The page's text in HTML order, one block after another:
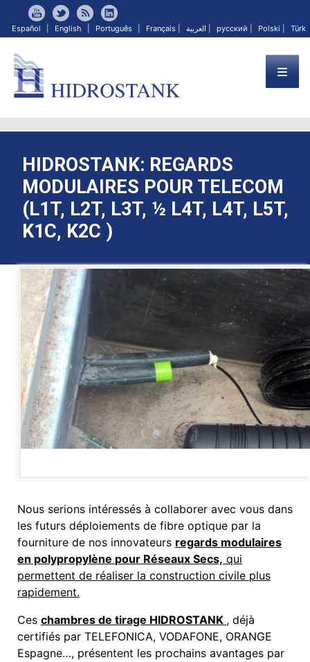
Español English Português Français العربية русский Polski Türk
HIDROSTANK: REGARDS
MODULAIRES POUR TELECOM
(L1T, L2T, L3T, ½ L4T, L4T, L5T,
K1C, K2C )
Nous serions intéressés à collaborer avec vous dans
les futurs déploiements de fibre optique par la
fourniture de nos innovateurs regards modulaires
en polypropylène pour Réseaux Secs, qui
permettent de réaliser la construction civile plus
rapidement.
Ces chambres de tirage HIDROSTANK , déjà
certifiés par TELEFONICA, VODAFONE, ORANGE
Espagne…, présentent les prochains avantages par